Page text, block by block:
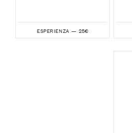
ESPERIENZA — 25€